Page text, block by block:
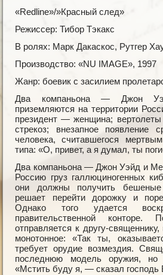
«Redline»/»Красный след»
Режиссер: Тибор Тэкакс
В ролях: Марк Дакаскос, Рутгер
Производство: «NU IMAGE», 1997
Жанр: боевик с засилием
Два компаньона — Джон
приземляются на территории
президент — женщина;
стрекоз; внезапное появление
человека, считавшегося
типа: «О, привет, а я думал, ты
Два компаньона — Джон Уэйд и
Россию груз галлюциногенных
они должны получить
решает перейти дорожку и
Однако того удается
правительственной конторе.
отправляется к другу-
монотонное: «Так ты,
требует орудие возмездия.
последнюю модель оружия, но
«Мстить буду я, — сказал господь